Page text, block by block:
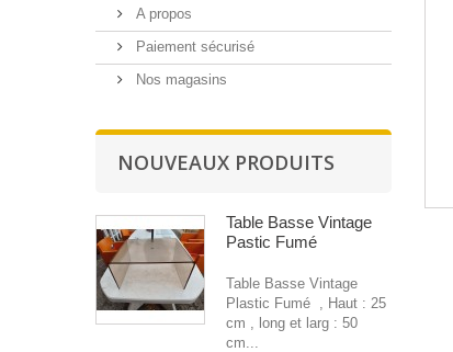
A propos
Paiement sécurisé
Nos magasins
NOUVEAUX PRODUITS
Table Basse Vintage
Pastic Fumé
Table Basse Vintage
Plastic Fumé , Haut : 25
cm , long et larg : 50
cm...